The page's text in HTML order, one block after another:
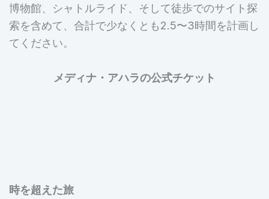
博物館、シャトルライド、そして徒歩でのサイト探
索を含めて、合計で少なくとも2.5〜3時間を計画し
てください。
メディナ・アハラの公式チケット
時を超えた旅